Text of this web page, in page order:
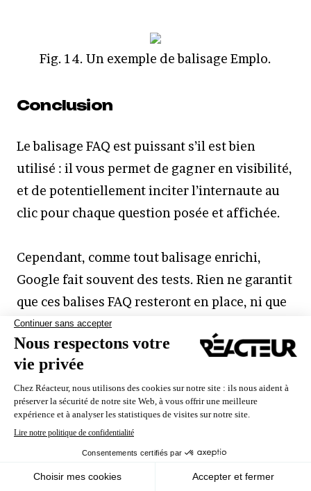
Fig. 14. Un exemple de balisage Emplo.
Conclusion
Le balisage FAQ est puissant s’il est bien
utilisé : il vous permet de gagner en visibilité,
et de potentiellement inciter l’internaute au
clic pour chaque question posée et affichée.
Cependant, comme tout balisage enrichi,
Google fait souvent des tests. Rien ne garantit
que ces balises FAQ resteront en place, ni que
les règles d’affichage ne changeront pas dans
l’avenir : les référenceurs ont par exemple le
souvenir du balisage Auteur qui a
complètement disparu depuis. Tout dépendra
certainement du niveau de spam auquel ces
nouvelles possibilités seront soumises. Vous
savez donc ce qu’il vous reste à faire. Utiliser,
oui, abuser, non !
Nous utilisons des cookies pour vous garantir la meilleure
expérience sur notre site. Si vous continuez à utiliser ce
dernier, nous considérerons que vous acceptez l'utilisation des